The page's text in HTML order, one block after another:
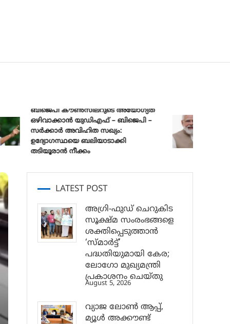
ബിജെപി കൗൺസിലറുടെ അയോഗ്യത
ഒഴിവാക്കാൻ യുഡിഎഫ് – ബിജെപി –
സർക്കാർ അവിഹിത സഖ്യം:
ഉദ്യോഗസ്ഥയെ ബലിയാടാക്കി
തടിയൂരാൻ നീക്കം
LATEST POST
അഗ്രി-ഫുഡ് ചെറുകിട
സൂക്ഷ്മ സംരംഭങ്ങളെ
ശക്തിപ്പെടുത്താന്‍
‘സ്മാര്‍ട്ട്’
പദ്ധതിയുമായി കേര;
ലോഗോ മുഖ്യമന്ത്രി
പ്രകാശനം ചെയ്തു
August 5, 2026
വ്യാജ ലോൺ ആപ്പ്,
മ്യൂൾ അക്കൗണ്ട്